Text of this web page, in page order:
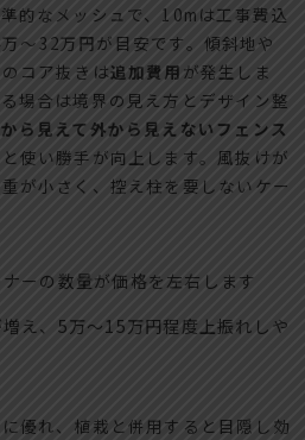
的なメッシュで、10mは工事費込
～32万円が目安です。傾斜地や
コア抜きは追加費用 が発生しま
場合は境界の見え方とデザイン整
ら見えて外から見えないフェンス
使い勝手が向上します。風抜けが
が小さく、控え柱を要しないケー
ーの数量が価格を左右します
え、5万～15万円程度上振れしや
優れ、植栽と併用すると目隠し効